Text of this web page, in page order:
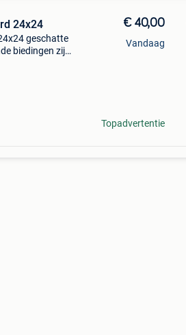
24x24
geschatte
biedingen zijn
€ 40,00
Vandaag
Topadvertentie